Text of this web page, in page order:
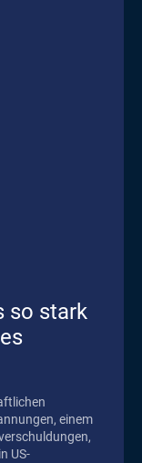
so stark
einem
US-